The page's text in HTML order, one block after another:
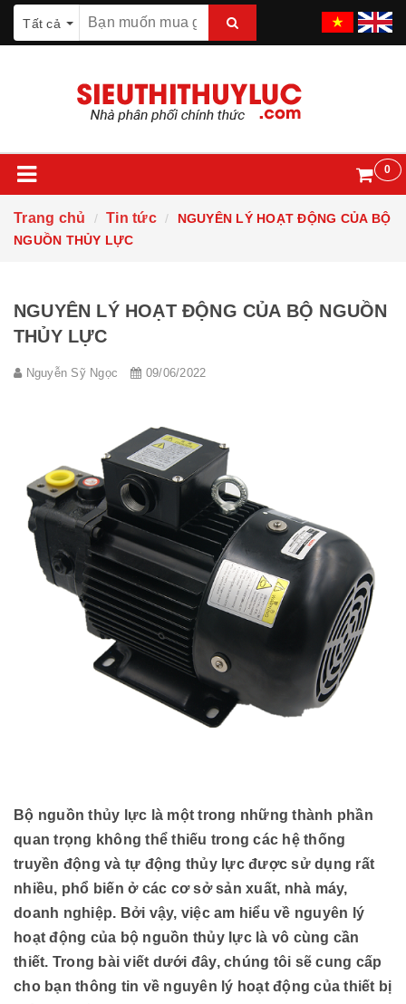
Tất cả
0
Trang chủ Tin tức
NGUYÊN LÝ HOẠT ĐỘNG CỦA BỘ
NGUỒN THỦY LỰC
NGUYÊN LÝ HOẠT ĐỘNG CỦA BỘ NGUỒN
THỦY LỰC
Nguyễn Sỹ Ngọc 09/06/2022
Bộ nguồn thủy lực là một trong những thành phần
quan trọng không thể thiếu trong các hệ thống
truyền động và tự động thủy lực được sử dụng rất
nhiều, phổ biến ở các cơ sở sản xuất, nhà máy,
doanh nghiệp. Bởi vậy, việc am hiểu về nguyên lý
hoạt động của bộ nguồn thủy lực là vô cùng cần
thiết. Trong bài viết dưới đây, chúng tôi sẽ cung cấp
cho bạn thông tin về nguyên lý hoạt động của thiết bị